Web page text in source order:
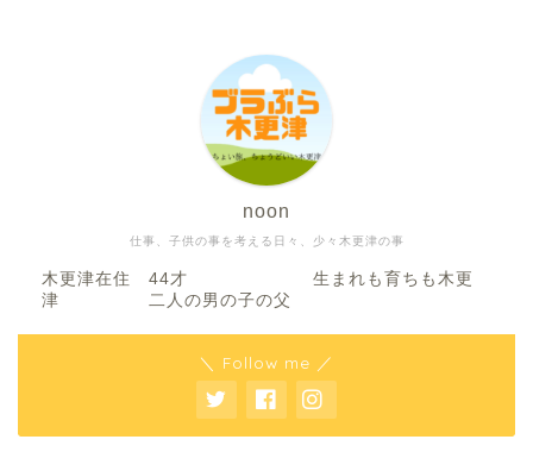
仕事、子供の事を考える日々、少々木更津の事
noon
木更津在住 44才 生まれも育ちも木更
津 二人の男の子の父
＼ Follow me ／